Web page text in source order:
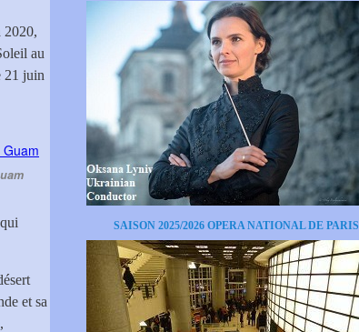
2020,
au
21 juin
et sa
SAISON 2025/2026 OPERA NATIONAL DE PARIS